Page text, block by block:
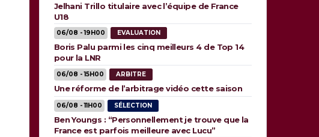
Jelhani Trillo titulaire avec l’équipe de France
U18
06/08 - 19H00 EVALUATION
Boris Palu parmi les cinq meilleurs 4 de Top 14
pour la LNR
06/08 - 15H00 ARBITRE
Une réforme de l’arbitrage vidéo cette saison
06/08 - 11H00 SÉLECTION
Ben Youngs : “Personnellement je trouve que la
France est parfois meilleure avec Lucu”